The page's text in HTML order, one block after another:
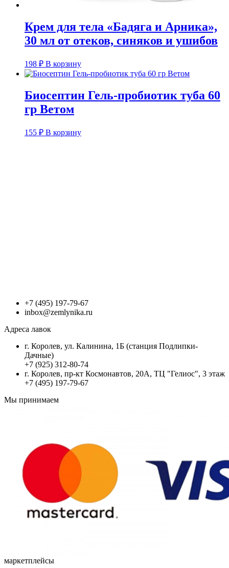
Крем для тела «Бадяга и Арника»,
30 мл от отеков, синяков и ушибов
198 ₽ В корзину
Биосептин Гель-пробиотик туба 60
гр Ветом
155 ₽ В корзину
+7 (495) 197-79-67
inbox@zemlynika.ru
Адреса лавок
г. Королев, ул. Калинина, 1Б (станция Подлипки-
Дачные)
+7 (925) 312-80-74
г. Королев, пр-кт Космонавтов, 20А, ТЦ "Гелиос", 3 этаж
+7 (495) 197-79-67
Мы принимаем
маркетплейсы